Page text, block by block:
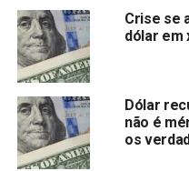
atingindo os 127.549
Compartilhar:
Copy
Link
TÓPICOS RELACIONADOS:
Crise se
dólar em
Dólar
não é
os